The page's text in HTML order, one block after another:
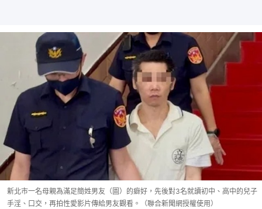
新北市一名母親為滿足簡姓男友（圖）的癖好，先後對3名就讀初中、高中的兒子
手淫、口交，再拍性愛影片傳給男友觀看。（聯合新聞網授權使用）